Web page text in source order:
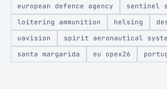
european defence agency
sentinel
loitering ammunition
helsing
uavision
spirit aeronautical
santa margarida
eu opex26